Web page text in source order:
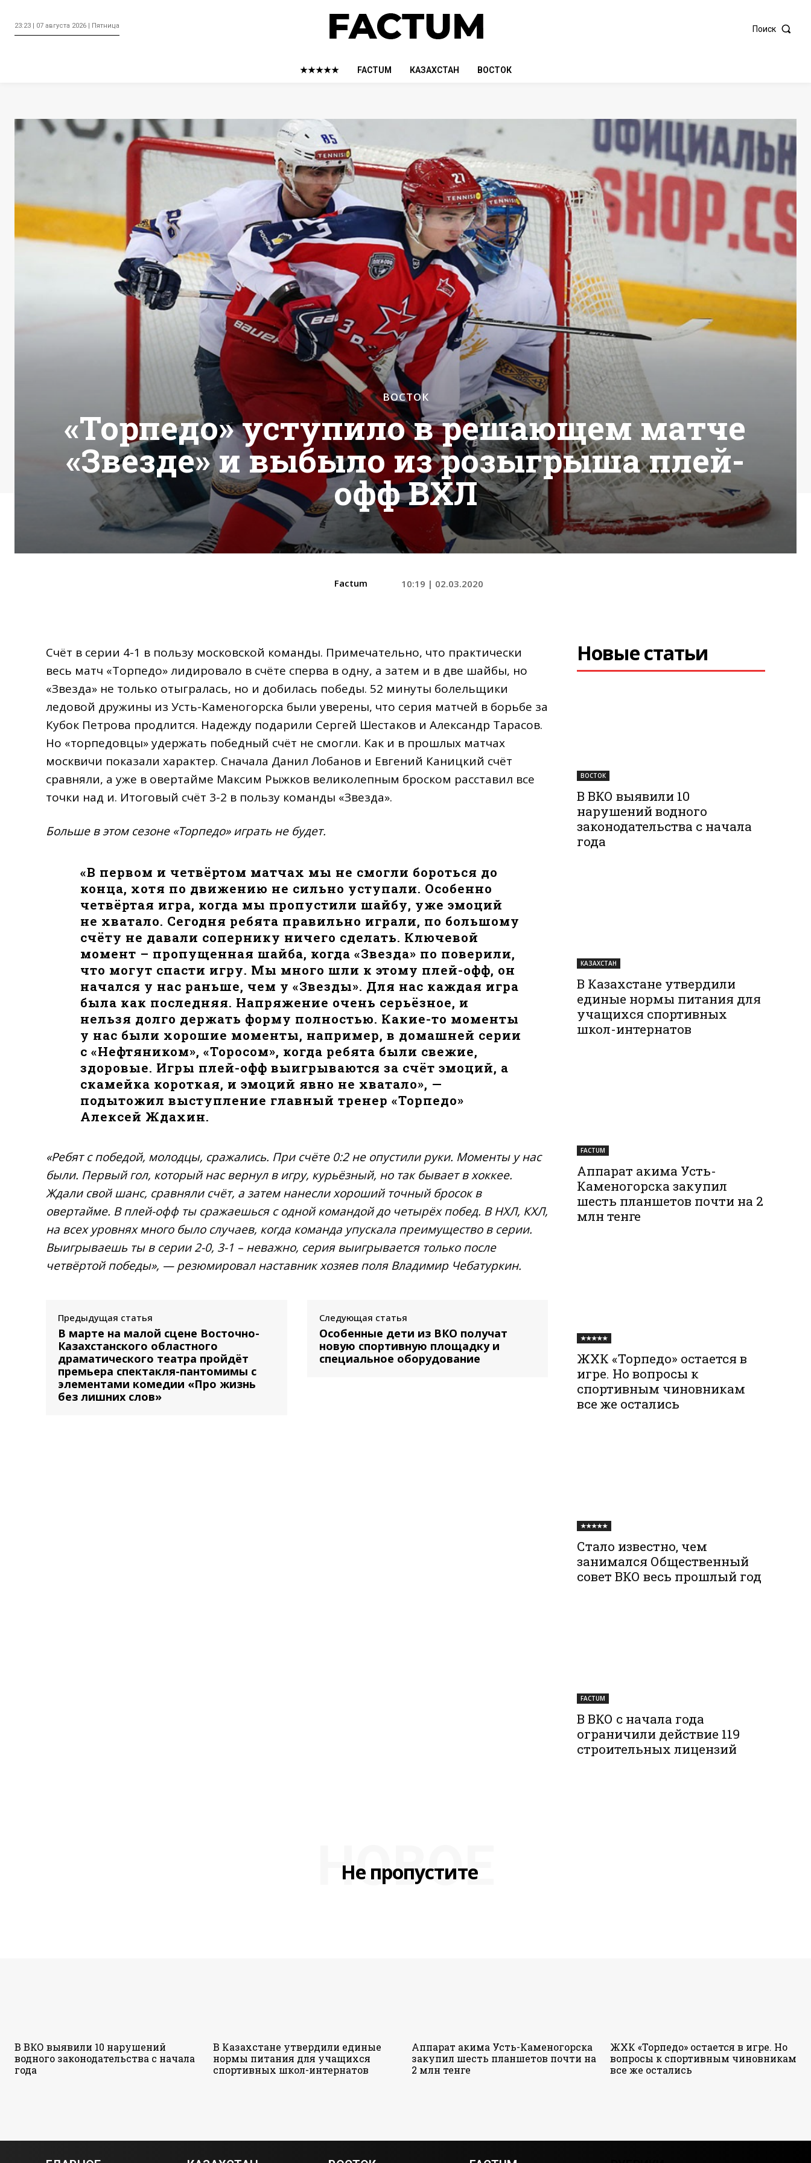
23:23 | 07 августа 2026 | Пятница Поиск
★★★★★ FACTUM КАЗАХСТАН ВОСТОК
ВОСТОК
«Торпедо» уступило в решающем матче
«Звезде» и выбыло из розыгрыша плей-
офф ВХЛ
Factum 10:19 | 02.03.2020
Счёт в серии 4-1 в пользу московской команды. Примечательно, что практически
весь матч «Торпедо» лидировало в счёте сперва в одну, а затем и в две шайбы, но
«Звезда» не только отыгралась, но и добилась победы. 52 минуты болельщики
ледовой дружины из Усть-Каменогорска были уверены, что серия матчей в борьбе за
Кубок Петрова продлится. Надежду подарили Сергей Шестаков и Александр Тарасов.
Но «торпедовцы» удержать победный счёт не смогли. Как и в прошлых матчах
москвичи показали характер. Сначала Данил Лобанов и Евгений Каницкий счёт
сравняли, а уже в овертайме Максим Рыжков великолепным броском расставил все
точки над и. Итоговый счёт 3-2 в пользу команды «Звезда».
Больше в этом сезоне «Торпедо» играть не будет.
«В первом и четвёртом матчах мы не смогли бороться до
конца, хотя по движению не сильно уступали. Особенно
четвёртая игра, когда мы пропустили шайбу, уже эмоций
не хватало. Сегодня ребята правильно играли, по большому
счёту не давали сопернику ничего сделать. Ключевой
момент – пропущенная шайба, когда «Звезда» по поверили,
что могут спасти игру. Мы много шли к этому плей-офф, он
начался у нас раньше, чем у «Звезды». Для нас каждая игра
была как последняя. Напряжение очень серьёзное, и
нельзя долго держать форму полностью. Какие-то моменты
у нас были хорошие моменты, например, в домашней серии
с «Нефтяником», «Торосом», когда ребята были свежие,
здоровые. Игры плей-офф выигрываются за счёт эмоций, а
скамейка короткая, и эмоций явно не хватало», —
подытожил выступление главный тренер «Торпедо»
Алексей Ждахин.
«Ребят с победой, молодцы, сражались. При счёте 0:2 не опустили руки. Моменты у нас
были. Первый гол, который нас вернул в игру, курьёзный, но так бывает в хоккее.
Ждали свой шанс, сравняли счёт, а затем нанесли хороший точный бросок в
овертайме. В плей-офф ты сражаешься с одной командой до четырёх побед. В НХЛ, КХЛ,
на всех уровнях много было случаев, когда команда упускала преимущество в серии.
Выигрываешь ты в серии 2-0, 3-1 – неважно, серия выигрывается только после
четвёртой победы», — резюмировал наставник хозяев поля Владимир Чебатуркин.
Предыдущая статья
В марте на малой сцене Восточно-
Казахстанского областного
драматического театра пройдёт
премьера спектакля-пантомимы с
элементами комедии «Про жизнь
без лишних слов»
Следующая статья
Особенные дети из ВКО получат
новую спортивную площадку и
специальное оборудование
Новые статьи
ВОСТОК
В ВКО выявили 10
нарушений водного
законодательства с начала
года
КАЗАХСТАН
В Казахстане утвердили
единые нормы питания для
учащихся спортивных
школ-интернатов
FACTUM
Аппарат акима Усть-
Каменогорска закупил
шесть планшетов почти на 2
млн тенге
★★★★★
ЖХК «Торпедо» остается в
игре. Но вопросы к
спортивным чиновникам
все же остались
★★★★★
Стало известно, чем
занимался Общественный
совет ВКО весь прошлый год
FACTUM
В ВКО с начала года
ограничили действие 119
строительных лицензий
Не пропустите
НОВОЕ
В ВКО выявили 10 нарушений
водного законодательства с начала
года
В Казахстане утвердили единые
нормы питания для учащихся
спортивных школ-интернатов
Аппарат акима Усть-Каменогорска
закупил шесть планшетов почти на
2 млн тенге
ЖХК «Торпедо» остается в игре. Но
вопросы к спортивным чиновникам
все же остались